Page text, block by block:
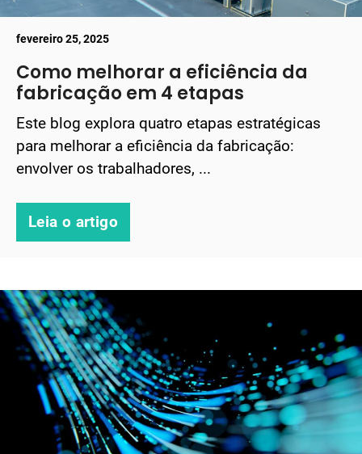
fevereiro 25, 2025
Como melhorar a eficiência da
fabricação em 4 etapas
Este blog explora quatro etapas estratégicas
para melhorar a eficiência da fabricação:
envolver os trabalhadores, ...
Leia o artigo